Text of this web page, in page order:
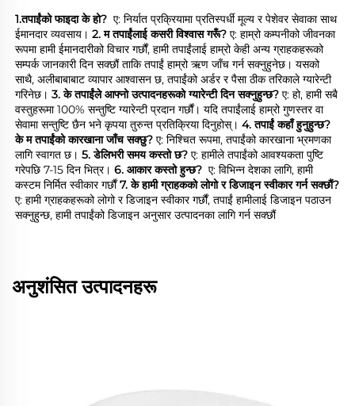
1.तपाईंको फाइदा के हो? ए: निर्यात प्रक्रियामा प्रतिस्पर्धी मूल्य र पेशेवर सेवाका साथ
ईमानदार व्यवसाय। 2. म तपाईंलाई कसरी विश्वास गरूँ? ए: हाम्रो कम्पनीको जीवनका
रूपमा हामी ईमानदारीको विचार गर्छौं, हामी तपाईंलाई हाम्रो केही अन्य ग्राहकहरूको
सम्पर्क जानकारी दिन सक्छौं ताकि तपाईं हाम्रो ऋण जाँच गर्न सक्नुहुनेछ। यसको
साथै, अलीबाबाबाट व्यापार आश्वासन छ, तपाईंको अर्डर र पैसा ठीक तरिकाले ग्यारेन्टी
गरिनेछ। 3. के तपाईंले आफ्नो उत्पादनहरूको ग्यारेन्टी दिन सक्नुहुन्छ? ए: हो, हामी सबै
वस्तुहरूमा 100% सन्तुष्टि ग्यारेन्टी प्रदान गर्छौं। यदि तपाईंलाई हाम्रो गुणस्तर वा
सेवामा सन्तुष्टि छैन भने कृपया तुरुन्त प्रतिक्रिया दिनुहोस्। 4. तपाईं कहाँ हुनुहुन्छ?
के म तपाईंको कारखाना जाँच सक्छु? ए: निश्चित रूपमा, तपाईंको कारखाना भ्रमणका
लागि स्वागत छ। 5. डेलिभरी समय कस्तो छ? ए: हामीले तपाईंको आवश्यकता पुष्टि
गरेपछि 7-15 दिन भित्र। 6. आकार कस्तो हुन्छ? ए: विभिन्न देशका लागि, हामी
कस्टम निर्मित स्वीकार गर्छौं
ए: हामी ग्राहकहरूको लोगो र डिजाइन स्वीकार गर्छौं, तपाईं हामीलाई डिजाइन पठाउन
सक्नुहुन्छ, हामी तपाईंको डिजाइन अनुसार उत्पादनका लागि गर्न सक्छौं
अनुशंसित उत्पादनहरू